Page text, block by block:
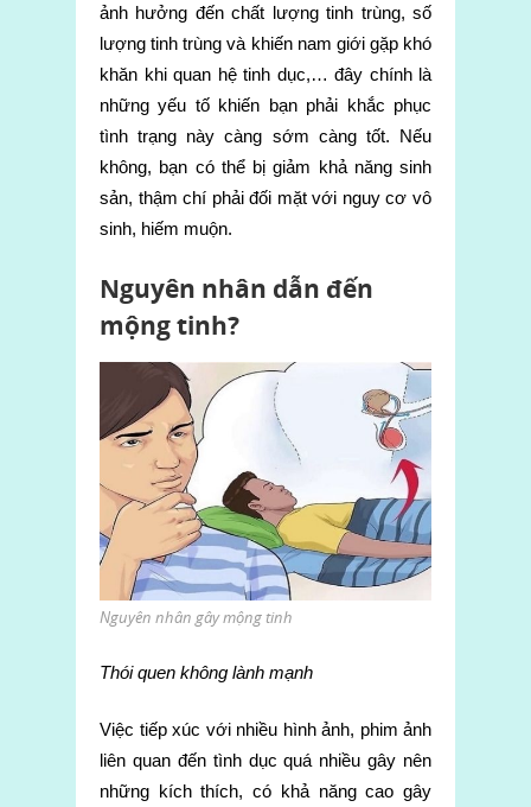
ảnh hưởng đến chất lượng tinh trùng, số
lượng tinh trùng và khiến nam giới gặp khó
khăn khi quan hệ tinh dục,… đây chính là
những yếu tố khiến bạn phải khắc phục
tình trạng này càng sớm càng tốt. Nếu
không, bạn có thể bị giảm khả năng sinh
sản, thậm chí phải đối mặt với nguy cơ vô
sinh, hiếm muộn.
Nguyên nhân dẫn đến
mộng tinh?
Nguyên nhân gây mộng tinh
Thói quen không lành mạnh
Việc tiếp xúc với nhiều hình ảnh, phim ảnh
liên quan đến tình dục quá nhiều gây nên
những kích thích, có khả năng cao gây